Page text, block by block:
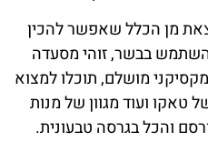
מן הכלל שאפשר להכין
בבשר, זוהי מסעדה
מושלם, תוכלו למצוא
טאקו ועוד מגוון של מנות
והכל בגרסה טבעונית.